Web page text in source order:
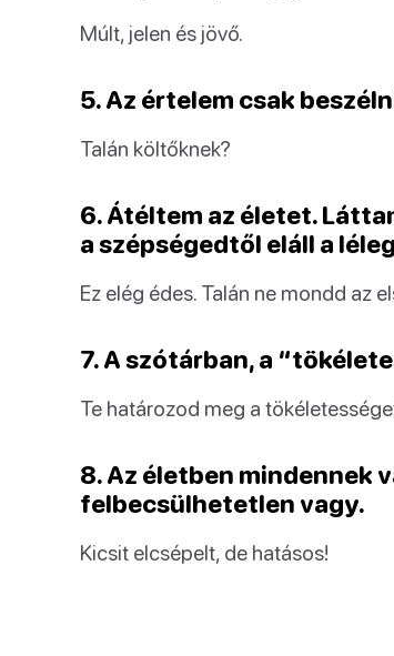
Múlt, jelen és jövő.
5. Az értelem csak
Talán költőknek?
6. Átéltem az életet.
a szépségedtől eláll a
Ez elég édes. Talán ne mondd az
7. A szótárban, a
Te határozod meg a
8. Az életben mindennek
felbecsülhetetlen vagy.
Kicsit elcsépelt, de hatásos!